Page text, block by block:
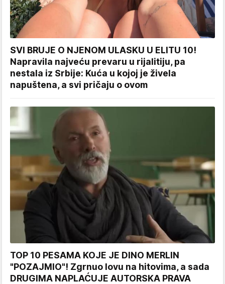
SVI BRUJE O NJENOM ULASKU U ELITU 10!
Napravila najveću prevaru u rijalitiju, pa
nestala iz Srbije: Kuća u kojoj je živela
napuštena, a svi pričaju o ovom
TOP 10 PESAMA KOJE JE DINO MERLIN
"POZAJMIO"! Zgrnuo lovu na hitovima, a sada
DRUGIMA NAPLAĆUJE AUTORSKA PRAVA